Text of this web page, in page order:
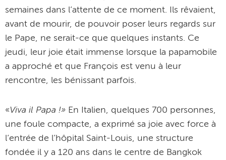
semaines dans l’attente de ce moment. Ils rêvaient,
avant de mourir, de pouvoir poser leurs regards sur
le Pape, ne serait-ce que quelques instants. Ce
jeudi, leur joie était immense lorsque la papamobile
a approché et que François est venu à leur
rencontre, les bénissant parfois.
«Viva il Papa !» En Italien, quelques 700 personnes,
une foule compacte, a exprimé sa joie avec force à
l’entrée de l’hôpital Saint-Louis, une structure
fondée il y a 120 ans dans le centre de Bangkok